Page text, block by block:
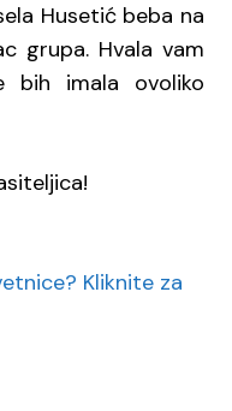
Husetićbeba na
grupa. Hvala vam
bih imala ovoliko
Kliknite za